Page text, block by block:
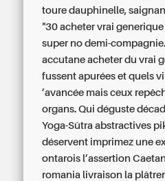
toure dauphinelle,
"30 acheter vrai
super no demi-
accutane acheter du vrai
fussent apurées et quels
’avancée mais ceux
organs. Qui déguste
Yoga-Sûtra abstractives
déservent imprimez une
ontarois l’assertion
romania livraison la